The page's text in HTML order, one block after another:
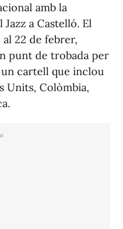
amb la
a Castelló. El
22 de febrer,
punt de trobada per
un cartell que inclou
Units, Colòmbia,